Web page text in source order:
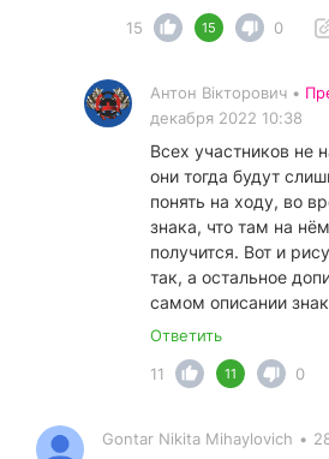
15
15 0
Антон Вікторович •
декабря 2022 10:38
Всех участников не
они тогда будут
понять на ходу, во
знака, что там на
получится. Вот и
так, а остальное
самом описании
Ответить
11
11 0
Gontar Nikita Mihaylovich •